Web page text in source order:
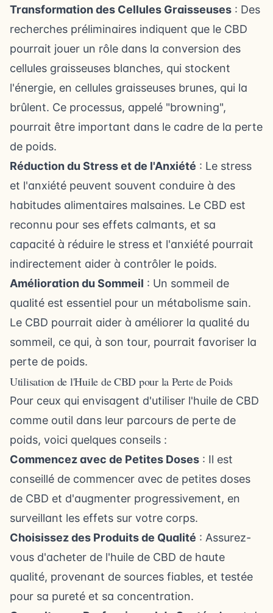
Transformation des Cellules Graisseuses : Des
recherches préliminaires indiquent que le CBD
pourrait jouer un rôle dans la conversion des
cellules graisseuses blanches, qui stockent
l'énergie, en cellules graisseuses brunes, qui la
brûlent. Ce processus, appelé "browning",
pourrait être important dans le cadre de la perte
de poids.
Réduction du Stress et de l'Anxiété : Le stress
et l'anxiété peuvent souvent conduire à des
habitudes alimentaires malsaines. Le CBD est
reconnu pour ses effets calmants, et sa
capacité à réduire le stress et l'anxiété pourrait
indirectement aider à contrôler le poids.
Amélioration du Sommeil : Un sommeil de
qualité est essentiel pour un métabolisme sain.
Le CBD pourrait aider à améliorer la qualité du
sommeil, ce qui, à son tour, pourrait favoriser la
perte de poids.
Utilisation de l'Huile de CBD pour la Perte de Poids
Pour ceux qui envisagent d'utiliser l'huile de CBD
comme outil dans leur parcours de perte de
poids, voici quelques conseils :
Commencez avec de Petites Doses : Il est
conseillé de commencer avec de petites doses
de CBD et d'augmenter progressivement, en
surveillant les effets sur votre corps.
Choisissez des Produits de Qualité : Assurez-
vous d'acheter de l'huile de CBD de haute
qualité, provenant de sources fiables, et testée
pour sa pureté et sa concentration.